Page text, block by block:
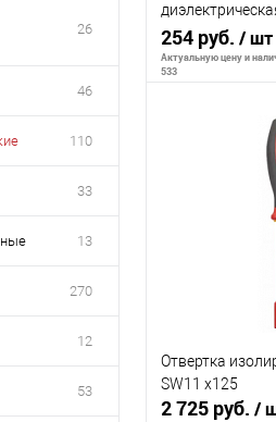
26
46
110
33
13
270
12
53
1*80 мм
VDE
254 руб. / шт
Актуальную цену и
533
В
Отвертка
SW11 x125
2 725 руб. /